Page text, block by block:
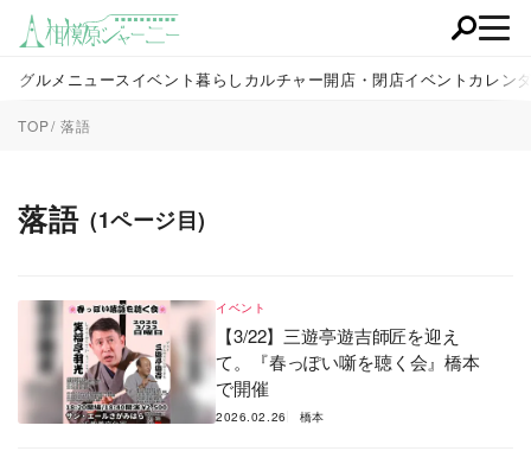
グルメ ニュース イベント暮らし カルチャー開店・閉店イベントカレン
TOP 落語
落語 (1ページ目)
イベント
【3/22】三遊亭遊吉師匠を迎え
て。『春っぽい噺を聴く会』橋本
で開催
2026.02.26 橋本